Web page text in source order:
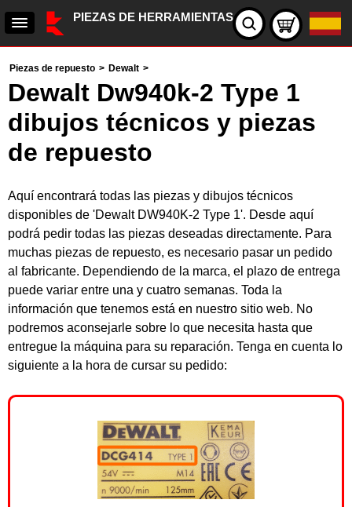
PIEZAS DE HERRAMIENTAS
Piezas de repuesto > Dewalt >
Dewalt Dw940k-2 Type 1
dibujos técnicos y piezas
de repuesto
Aquí encontrará todas las piezas y dibujos técnicos
disponibles de 'Dewalt DW940K-2 Type 1'. Desde aquí
podrá pedir todas las piezas deseadas directamente. Para
muchas piezas de repuesto, es necesario pasar un pedido
al fabricante. Dependiendo de la marca, el plazo de entrega
puede variar entre una y cuatro semanas. Toda la
información que tenemos está en nuestro sitio web. No
podremos aconsejarle sobre lo que necesita hasta que
entregue la máquina para su reparación. Tenga en cuenta lo
siguiente a la hora de cursar su pedido: